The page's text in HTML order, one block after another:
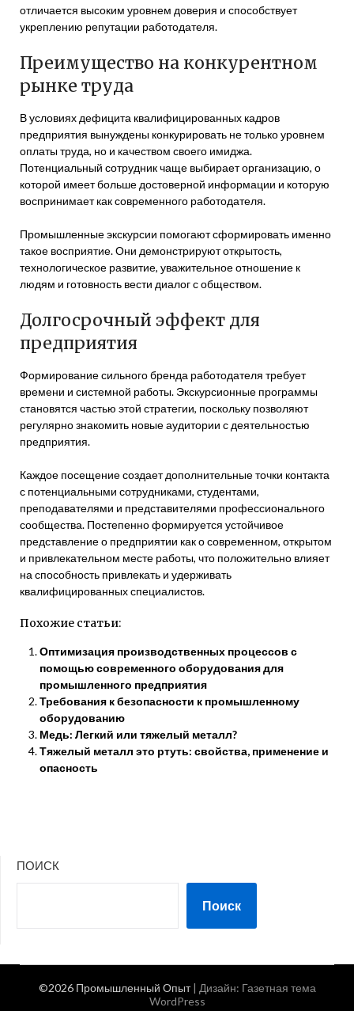
отличается высоким уровнем доверия и способствует
укреплению репутации работодателя.
Преимущество на конкурентном
рынке труда
В условиях дефицита квалифицированных кадров
предприятия вынуждены конкурировать не только уровнем
оплаты труда, но и качеством своего имиджа.
Потенциальный сотрудник чаще выбирает организацию, о
которой имеет больше достоверной информации и которую
воспринимает как современного работодателя.
Промышленные экскурсии помогают сформировать именно
такое восприятие. Они демонстрируют открытость,
технологическое развитие, уважительное отношение к
людям и готовность вести диалог с обществом.
Долгосрочный эффект для
предприятия
Формирование сильного бренда работодателя требует
времени и системной работы. Экскурсионные программы
становятся частью этой стратегии, поскольку позволяют
регулярно знакомить новые аудитории с деятельностью
предприятия.
Каждое посещение создает дополнительные точки контакта
с потенциальными сотрудниками, студентами,
преподавателями и представителями профессионального
сообщества. Постепенно формируется устойчивое
представление о предприятии как о современном, открытом
и привлекательном месте работы, что положительно влияет
на способность привлекать и удерживать
квалифицированных специалистов.
Похожие статьи:
Оптимизация производственных процессов с
помощью современного оборудования для
промышленного предприятия
Требования к безопасности к промышленному
оборудованию
Медь: Легкий или тяжелый металл?
Тяжелый металл это ртуть: свойства, применение и
опасность
ПОИСК
Поиск
©2026 Промышленный Опыт| Дизайн: Газетная тема
WordPress